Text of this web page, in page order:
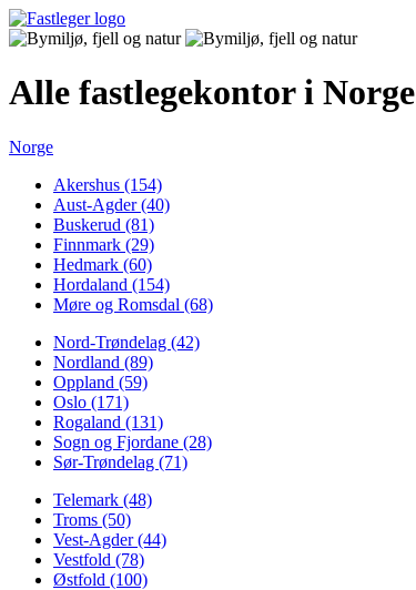
Alle fastlegekontor i Norge
Norge
Akershus (154)
Aust-Agder (40)
Buskerud (81)
Finnmark (29)
Hedmark (60)
Hordaland (154)
Møre og Romsdal (68)
Nord-Trøndelag (42)
Nordland (89)
Oppland (59)
Oslo (171)
Rogaland (131)
Sogn og Fjordane (28)
Sør-Trøndelag (71)
Telemark (48)
Troms (50)
Vest-Agder (44)
Vestfold (78)
Østfold (100)